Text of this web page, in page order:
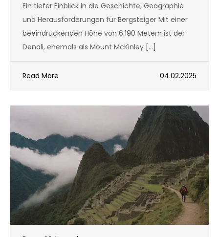
Ein tiefer Einblick in die Geschichte, Geographie
und Herausforderungen für Bergsteiger Mit einer
beeindruckenden Höhe von 6.190 Metern ist der
Denali, ehemals als Mount McKinley […]
Read More 04.02.2025